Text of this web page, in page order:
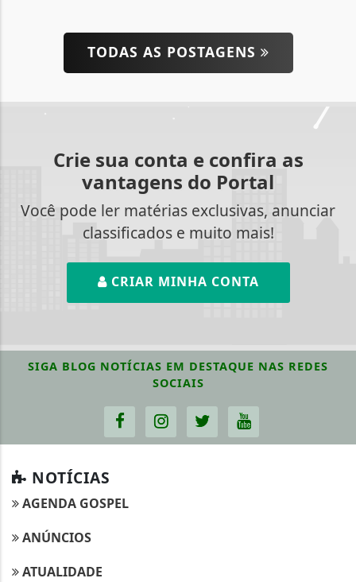
TODAS AS POSTAGENS
Crie sua conta e confira as
vantagens do Portal
Você pode ler matérias exclusivas, anunciar
classificados e muito mais!
CRIAR MINHA CONTA
SIGA BLOG NOTÍCIAS EM DESTAQUE NAS REDES
SOCIAIS
NOTÍCIAS
AGENDA GOSPEL
ANÚNCIOS
ATUALIDADE